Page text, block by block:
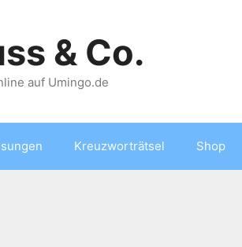
& Co.
auf Umingo.de
Kreuzworträtsel Shop